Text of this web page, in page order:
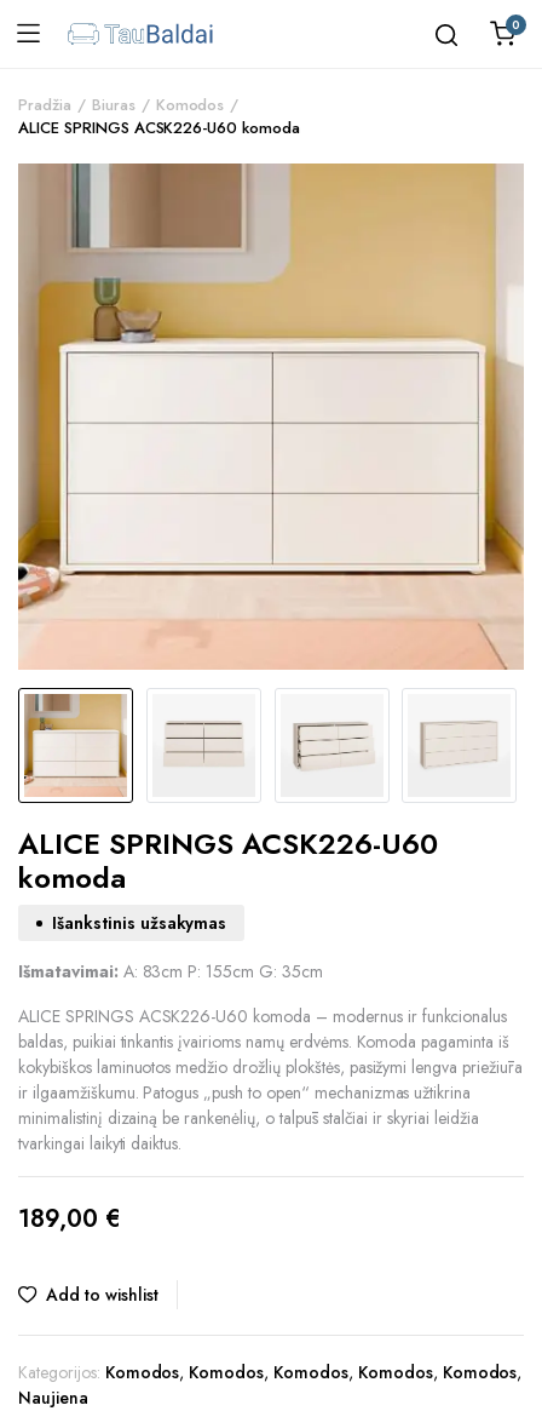
0
Pradžia Biuras
Komodos
ALICE SPRINGS ACSK226-U60 komoda
ALICE SPRINGS ACSK226-U60
komoda
Išankstinis užsakymas
Išmatavimai: A: 83cm P: 155cm G: 35cm
ALICE SPRINGS ACSK226-U60 komoda – modernus ir funkcionalus
baldas, puikiai tinkantis įvairioms namų erdvėms. Komoda pagaminta iš
kokybiškos laminuotos medžio drožlių plokštės, pasižymi lengva priežiūra
ir ilgaamžiškumu. Patogus „push to open“ mechanizmas užtikrina
minimalistinį dizainą be rankenėlių, o talpūs stalčiai ir skyriai leidžia
tvarkingai laikyti daiktus.
189,00 €
Add to wishlist
Kategorijos: Komodos, Komodos, Komodos, Komodos, Komodos,
Naujiena